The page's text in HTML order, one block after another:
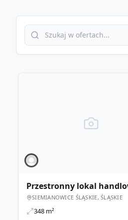
SIEMIANOWICE ŚLĄSKIE, ŚLĄSKIE
348 m²